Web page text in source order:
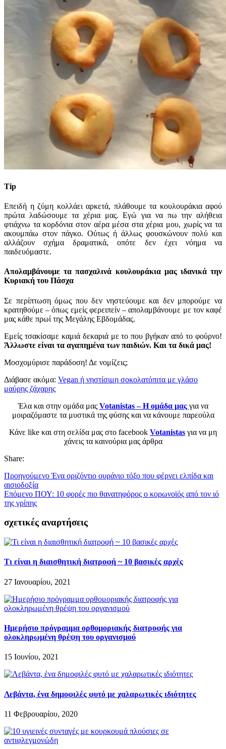
Tip
Επειδή η ζύμη κολλάει αρκετά, πλάθουμε τα κουλουράκια αφού
πρώτα λαδώσουμε τα χέρια μας. Εγώ για να πω την αλήθεια
φτιάχνω τα κορδόνια στον αέρα μέσα στα χέρια μου, χωρίς να τα
ακουμπάω στον πάγκο. Ούτως ή άλλως φουσκώνουν πολύ και
αλλάζουν σχήμα δραματικά, οπότε δεν έχει νόημα να
παιδευόμαστε.
Απολαμβάνουμε τα πασχαλινά κουλουράκια μας ιδανικά την
Κυριακή του Πάσχα
Σε περίπτωση όμως που δεν νηστεύουμε και δεν μπορούμε να
κρατηθούμε – όπως εμείς φερειπείν – απολαμβάνουμε με τον καφέ
μας κάθε πρωί της Μεγάλης Εβδομάδας.
Εμείς τσακίσαμε καμιά δεκαριά με το που βγήκαν από το φούρνο!
Άλλωστε είναι τα αγαπημένα των παιδιών. Και τα δικά μας!
Μοσχομύρισε παράδοση! Δε νομίζεις;
Διάβασε ακόμα: Vegan ή νηστίσιμη σοκολατόπιτα με γλάσο
μαύρης ζάχαρης
Έλα και στην ομάδα μας Votanistas – Η ομάδα μας για να
μοιραζόμαστε τα μυστικά της φύσης και να κάνουμε παρεούλα
Κάνε like και στη σελίδα μας στο facebook Votanistas για να μη
χάνεις τα καινούρια μας άρθρα
Share:
Προηγούμενο Ένα οριζόντιο ουράνιο τόξο που φέρνει ελπίδα και
αισιοδοξία
Επόμενο ΠΟΥ: 10 φορές πιο θανατηφόρος ο κορωνοϊός από τον ιό
της γρίπης
σχετικές αναρτήσεις
Τι είναι η διαισθητική διατροφή ~ 10 βασικές αρχές
27 Ιανουαρίου, 2021
Ημερήσιο πρόγραμμα ορθομοριακής διατροφής για
ολοκληρωμένη θρέψη του οργανισμού
15 Ιουνίου, 2021
Λεβάντα, ένα δημοφιλές φυτό με χαλαρωτικές ιδιότητες
11 Φεβρουαρίου, 2020